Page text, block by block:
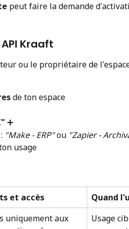
peut faire la demande
Kraaft
ou le propriétaire de
de ton espace
➕
"Make - ERP" ou "Zapier -
usage
et accès
Quand
uniquement aux
Usage